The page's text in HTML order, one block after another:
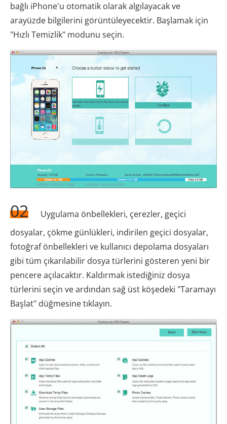
bağlı iPhone'u otomatik olarak algılayacak ve
arayüzde bilgilerini görüntüleyecektir. Başlamak için
"Hızlı Temizlik" modunu seçin.
02
Uygulama önbellekleri, çerezler, geçici
dosyalar, çökme günlükleri, indirilen geçici dosyalar,
fotoğraf önbellekleri ve kullanıcı depolama dosyaları
gibi tüm çıkarılabilir dosya türlerini gösteren yeni bir
pencere açılacaktır. Kaldırmak istediğiniz dosya
türlerini seçin ve ardından sağ üst köşedeki "Taramayı
Başlat" düğmesine tıklayın.